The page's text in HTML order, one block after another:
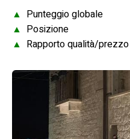
▲ Punteggio globale
▲ Posizione
▲ Rapporto qualità/prezzo